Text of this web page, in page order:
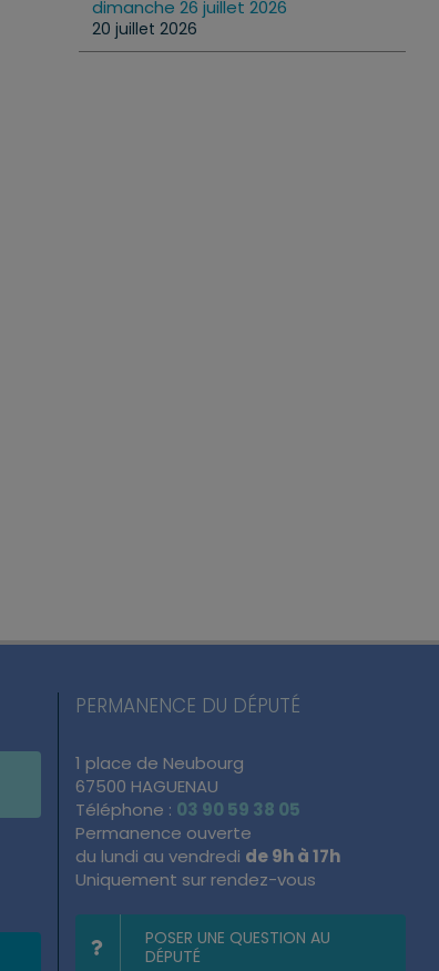
dimanche 26 juillet 2026
20 juillet 2026
PERMANENCE DU DÉPUTÉ
1 place de Neubourg
67500 HAGUENAU
Téléphone : 03 90 59 38 05
Permanence ouverte
du lundi au vendredi de 9h à 17h
Uniquement sur rendez-vous
POSER UNE QUESTION AU
DÉPUTÉ